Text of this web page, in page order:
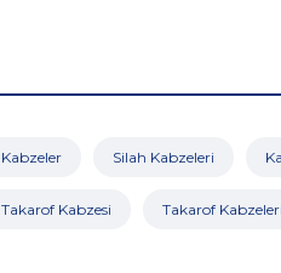
Kabzeler Silah Kabzeleri
Takarof Kabzesi Takarof Kabzeleri